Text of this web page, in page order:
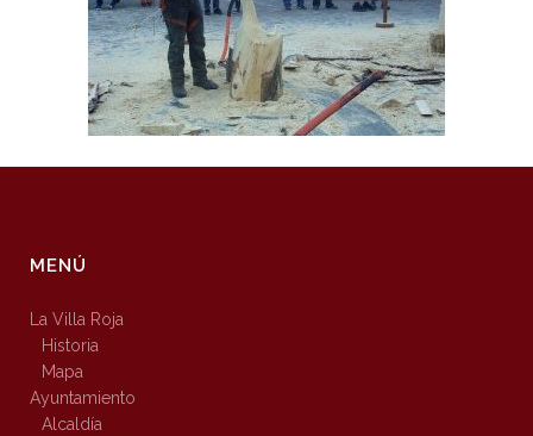
MENÚ
La Villa Roja
Historia
Mapa
Ayuntamiento
Alcaldía